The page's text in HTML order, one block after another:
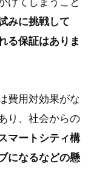
けてしまうこと
みに挑戦して
る保証はありま
費用対効果がな
り、社会からの
マートシティ構
になるなどの懸